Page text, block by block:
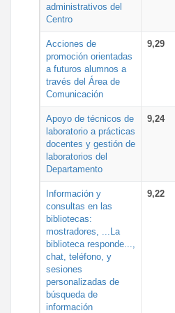
administrativos del
Centro
Acciones de
promoción orientadas
a futuros alumnos a
través del Área de
Comunicación
9,29
Apoyo de técnicos de
laboratorio a prácticas
docentes y gestión de
laboratorios del
Departamento
9,24
Información y
consultas en las
bibliotecas:
mostradores, ...La
biblioteca responde...,
chat, teléfono, y
sesiones
personalizadas de
búsqueda de
información
9,22